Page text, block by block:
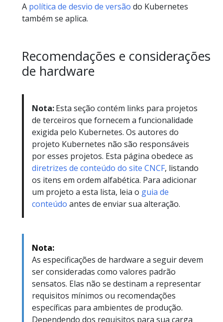
A política de desvio de versão do Kubernetes
também se aplica.
Recomendações e considerações
de hardware
Nota:Esta seção contém links para projetos
de terceiros que fornecem a funcionalidade
exigida pelo Kubernetes. Os autores do
projeto Kubernetes não são responsáveis
por esses projetos. Esta página obedece as
diretrizes de conteúdo do site CNCF, listando
os itens em ordem alfabética. Para adicionar
um projeto a esta lista, leia o guia de
conteúdo antes de enviar sua alteração.
Nota:
As especificações de hardware a seguir devem
ser consideradas como valores padrão
sensatos. Elas não se destinam a representar
requisitos mínimos ou recomendações
específicas para ambientes de produção.
Dependendo dos requisitos para sua carga